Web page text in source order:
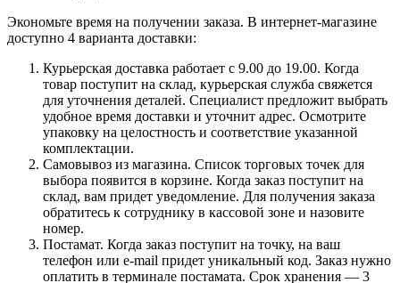
Экономьте время на получении заказа. В интернет-магазине
доступно 4 варианта доставки:
Курьерская доставка работает с 9.00 до 19.00. Когда
товар поступит на склад, курьерская служба свяжется
для уточнения деталей. Специалист предложит выбрать
удобное время доставки и уточнит адрес. Осмотрите
упаковку на целостность и соответствие указанной
комплектации.
Самовывоз из магазина. Список торговых точек для
выбора появится в корзине. Когда заказ поступит на
склад, вам придет уведомление. Для получения заказа
обратитесь к сотруднику в кассовой зоне и назовите
номер.
Постамат. Когда заказ поступит на точку, на ваш
телефон или e-mail придет уникальный код. Заказ нужно
оплатить в терминале постамата. Срок хранения — 3